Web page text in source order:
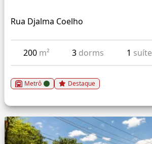
Rua Djalma Coelho
200 m² 3 dorms 1 suíte
Metrô Destaque